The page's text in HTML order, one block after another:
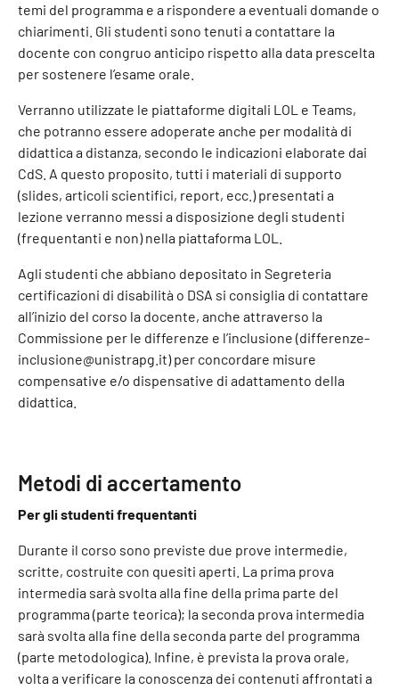
temi del programma e a rispondere a eventuali domande o
chiarimenti. Gli studenti sono tenuti a contattare la
docente con congruo anticipo rispetto alla data prescelta
per sostenere l’esame orale.
Verranno utilizzate le piattaforme digitali LOL e Teams,
che potranno essere adoperate anche per modalità di
didattica a distanza, secondo le indicazioni elaborate dai
CdS. A questo proposito, tutti i materiali di supporto
(slides, articoli scientifici, report, ecc.) presentati a
lezione verranno messi a disposizione degli studenti
(frequentanti e non) nella piattaforma LOL.
Agli studenti che abbiano depositato in Segreteria
certificazioni di disabilità o DSA si consiglia di contattare
all’inizio del corso la docente, anche attraverso la
Commissione per le differenze e l’inclusione (differenze-
inclusione@unistrapg.it) per concordare misure
compensative e/o dispensative di adattamento della
didattica.
Metodi di accertamento
Per gli studenti frequentanti
Durante il corso sono previste due prove intermedie,
scritte, costruite con quesiti aperti. La prima prova
intermedia sarà svolta alla fine della prima parte del
programma (parte teorica); la seconda prova intermedia
sarà svolta alla fine della seconda parte del programma
(parte metodologica). Infine, è prevista la prova orale,
volta a verificare la conoscenza dei contenuti affrontati a